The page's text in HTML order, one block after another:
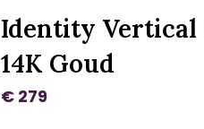
Identity Vertical
14K Goud
€ 279